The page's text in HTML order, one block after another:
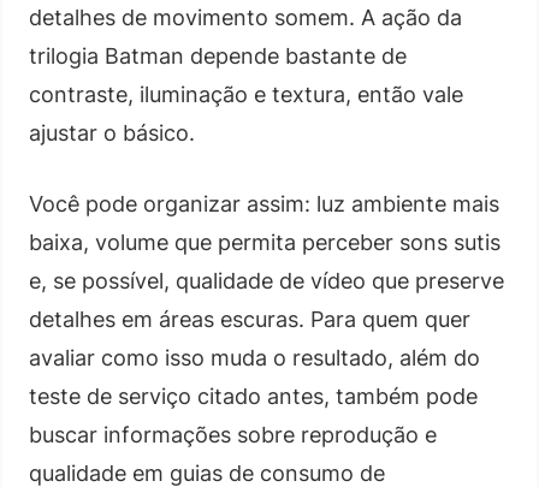
detalhes de movimento somem. A ação da
trilogia Batman depende bastante de
contraste, iluminação e textura, então vale
ajustar o básico.
Você pode organizar assim: luz ambiente mais
baixa, volume que permita perceber sons sutis
e, se possível, qualidade de vídeo que preserve
detalhes em áreas escuras. Para quem quer
avaliar como isso muda o resultado, além do
teste de serviço citado antes, também pode
buscar informações sobre reprodução e
qualidade em guias de consumo de